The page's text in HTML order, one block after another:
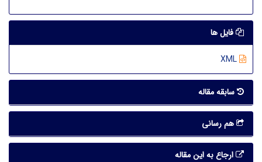
فایل ها
سابقه مقاله
هم رسانی
ارجاع به این مقاله